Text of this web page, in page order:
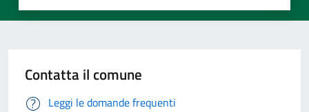
Contatta il comune
Leggi le domande frequenti